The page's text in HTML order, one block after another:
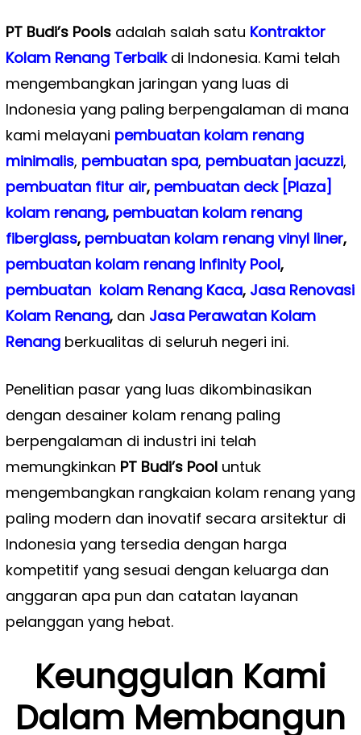
PT Budi’s Poolsadalah salah satu Kontraktor
Kolam Renang Terbaik di Indonesia. Kami telah
mengembangkan jaringan yang luas di
Indonesia yang paling berpengalaman di mana
kami melayani pembuatan kolam renang
minimalis, pembuatan spa, pembuatan jacuzzi,
pembuatan fitur air, pembuatan deck [Plaza]
kolam renang, pembuatan kolam renang
fiberglass, pembuatan kolam renang vinyl liner,
pembuatan kolam renang Infinity Pool,
pembuatan kolam Renang Kaca, Jasa Renovasi
Kolam Renang, dan Jasa Perawatan Kolam
Renangberkualitas di seluruh negeri ini.
Penelitian pasar yang luas dikombinasikan
dengan desainer kolam renang paling
berpengalaman di industri ini telah
memungkinkan PT Budi’s Pooluntuk
mengembangkan rangkaian kolam renang yang
paling modern dan inovatif secara arsitektur di
Indonesia yang tersedia dengan harga
kompetitif yang sesuai dengan keluarga dan
anggaran apa pun dan catatan layanan
pelanggan yang hebat.
Keunggulan Kami
Dalam Membangun